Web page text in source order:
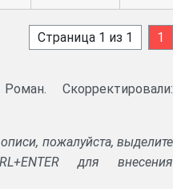
Страница 1 из 1 1
Скорректировали:
пожалуйста, выделите
для внесения